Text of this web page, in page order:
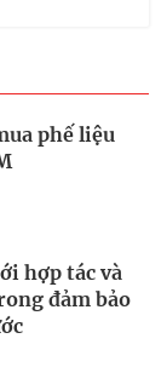
phế liệu
hợp tác và
đảm bảo